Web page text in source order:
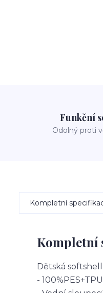
Funkční
Odolný proti
Kompletní
Kompletní
Dětská
-